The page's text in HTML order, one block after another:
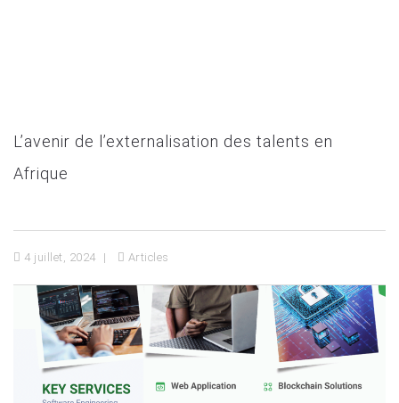
L’avenir de l’externalisation des talents en
Afrique
4 juillet, 2024 Articles